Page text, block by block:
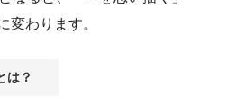
変わります。
は？